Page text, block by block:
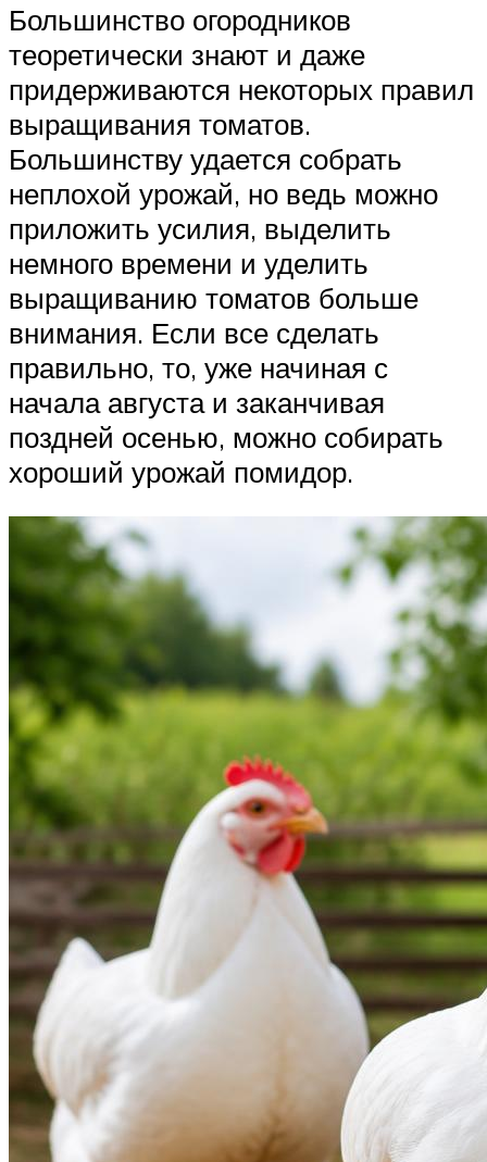
Большинство огородников
теоретически знают и даже
придерживаются некоторых правил
выращивания томатов.
Большинству удается собрать
неплохой урожай, но ведь можно
приложить усилия, выделить
немного времени и уделить
выращиванию томатов больше
внимания. Если все сделать
правильно, то, уже начиная с
начала августа и заканчивая
поздней осенью, можно собирать
хороший урожай помидор.